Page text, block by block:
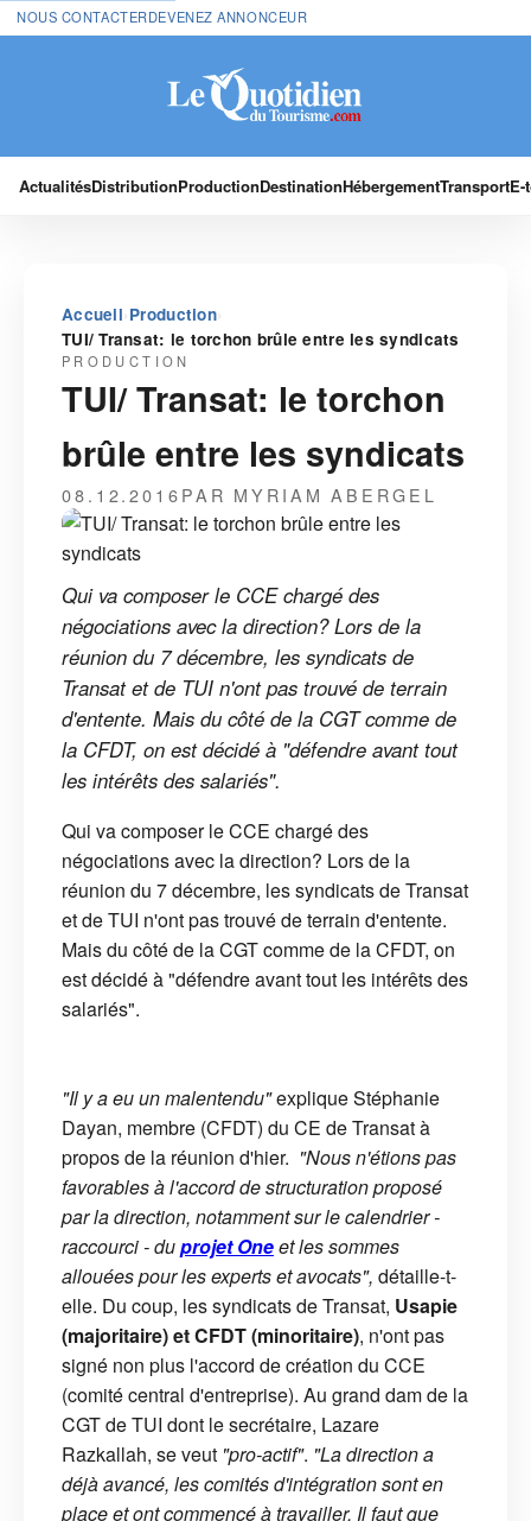
NOUS CONTACTERDEVENEZ ANNONCEUR
ActualitésDistributionProductionDestinationHébergementTransport
Accueil›Production›
TUI/ Transat: le torchon brûle entre les syndicats
PRODUCTION
TUI/ Transat: le torchon
brûle entre les syndicats
08.12.2016PAR MYRIAM ABERGEL
Qui va composer le CCE chargé des
négociations avec la direction? Lors de la
réunion du 7 décembre, les syndicats de
Transat et de TUI n'ont pas trouvé de terrain
d'entente. Mais du côté de la CGT comme de
la CFDT, on est décidé à "défendre avant tout
les intérêts des salariés".
Qui va composer le CCE chargé des
négociations avec la direction? Lors de la
réunion du 7 décembre, les syndicats de Transat
et de TUI n'ont pas trouvé de terrain d'entente.
Mais du côté de la CGT comme de la CFDT, on
est décidé à "défendre avant tout les intérêts des
salariés".
"Il y a eu un malentendu"explique Stéphanie
Dayan, membre (CFDT) du CE de Transat à
propos de la réunion d'hier. "Nous n'étions pas
favorables à l'accord de structuration proposé
par la direction, notamment sur le calendrier -
raccourci - duprojet Oneet les sommes
allouées pour les experts et avocats", détaille-t-
elle. Du coup, les syndicats de Transat, Usapie
(majoritaire) et CFDT (minoritaire), n'ont pas
signé non plus l'accord de création du CCE
(comité central d'entreprise). Au grand dam de la
CGT de TUI dont le secrétaire, Lazare
Razkallah, se veut "pro-actif". "La direction a
déjà avancé, les comités d'intégration sont en
place et ont commencé à travailler. Il faut que